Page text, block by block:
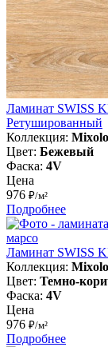
Ламинат SWISS
Ретушированный
Коллекция:
Цвет: Бежевый
Фаска: 4V
Цена
976 ₽/м²
Подробнее
Ламинат SWISS
Коллекция:
Цвет: Темно-
Фаска: 4V
Цена
976 ₽/м²
Подробнее